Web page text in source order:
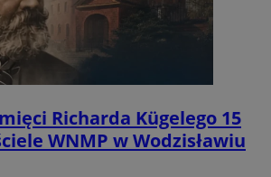
Richarda Kügelego 15
WNMP w Wodzisławiu